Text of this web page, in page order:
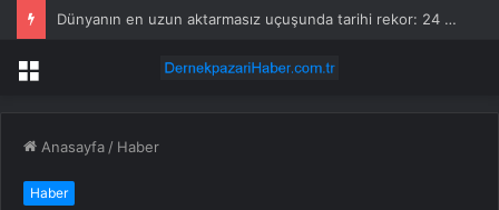
Dünyanın en uzun aktarmasız uçuşunda tarihi rekor: 24 saatten fazla havada kaldılar
Menü
Anasayfa / Haber
Haber